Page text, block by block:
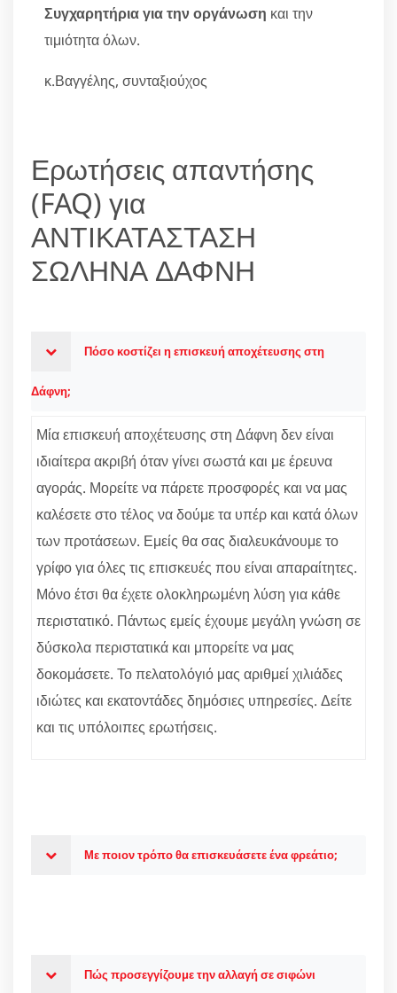
Συγχαρητήρια για την οργάνωση και την
τιμιότητα όλων.
κ.Βαγγέλης, συνταξιούχος
Ερωτήσεις απαντήσης
(FAQ) για
ΑΝΤΙΚΑΤΑΣΤΑΣΗ
ΣΩΛΗΝΑ ΔΑΦΝΗ
Πόσο κοστίζει η επισκευή αποχέτευσης στη
Δάφνη;
Μία επισκευή αποχέτευσης στη Δάφνη δεν είναι
ιδιαίτερα ακριβή όταν γίνει σωστά και με έρευνα
αγοράς. Μορείτε να πάρετε προσφορές και να μας
καλέσετε στο τέλος να δούμε τα υπέρ και κατά όλων
των προτάσεων. Εμείς θα σας διαλευκάνουμε το
γρίφο για όλες τις επισκευές που είναι απαραίτητες.
Μόνο έτσι θα έχετε ολοκληρωμένη λύση για κάθε
περιστατικό. Πάντως εμείς έχουμε μεγάλη γνώση σε
δύσκολα περιστατικά και μπορείτε να μας
δοκομάσετε. Το πελατολόγιό μας αριθμεί χιλιάδες
ιδιώτες και εκατοντάδες δημόσιες υπηρεσίες. Δείτε
και τις υπόλοιπες ερωτήσεις.
Με ποιον τρόπο θα επισκευάσετε ένα φρεάτιο;
Πώς προσεγγίζουμε την αλλαγή σε σιφώνι